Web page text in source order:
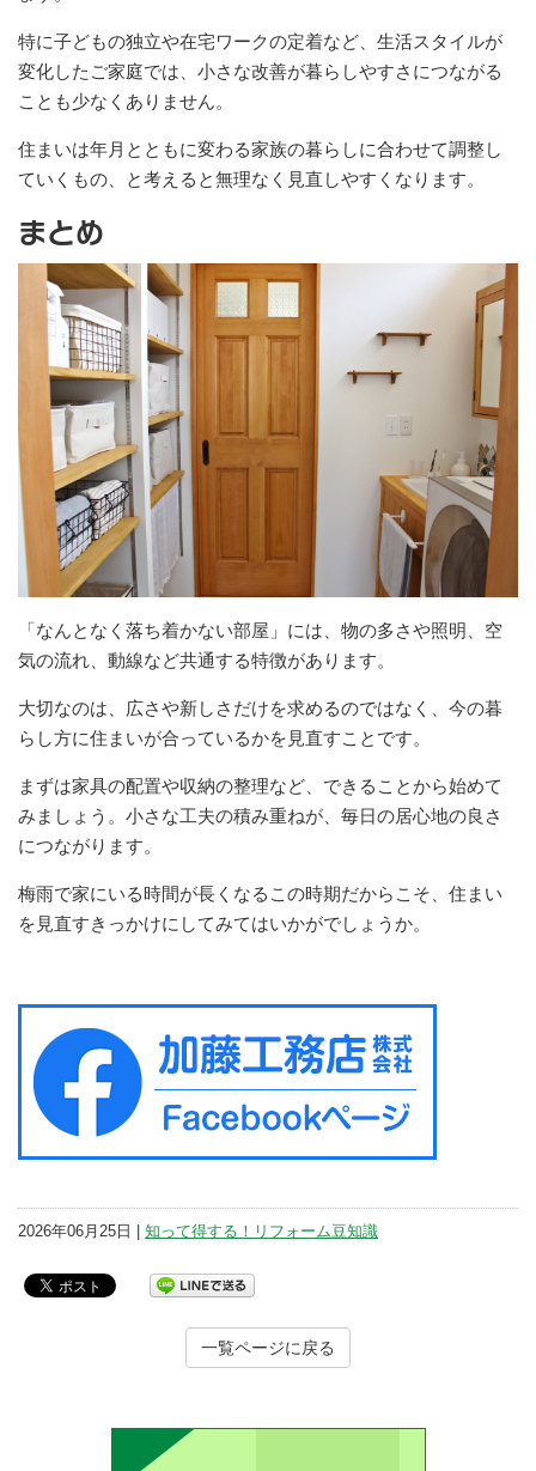
特に子どもの独立や在宅ワークの定着など、生活スタイルが
変化したご家庭では、小さな改善が暮らしやすさにつながる
ことも少なくありません。
住まいは年月とともに変わる家族の暮らしに合わせて調整し
ていくもの、と考えると無理なく見直しやすくなります。
まとめ
「なんとなく落ち着かない部屋」には、物の多さや照明、空
気の流れ、動線など共通する特徴があります。
大切なのは、広さや新しさだけを求めるのではなく、今の暮
らし方に住まいが合っているかを見直すことです。
まずは家具の配置や収納の整理など、できることから始めて
みましょう。小さな工夫の積み重ねが、毎日の居心地の良さ
につながります。
梅雨で家にいる時間が長くなるこの時期だからこそ、住まい
を見直すきっかけにしてみてはいかがでしょうか。
2026年06月25日 | 知って得する！リフォーム豆知識
一覧ページに戻る